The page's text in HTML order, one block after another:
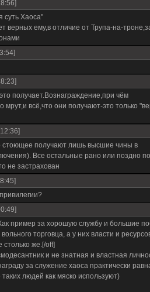
суть Хаоса"
верных ему,в отличие от Трупа-на-
получает.Вознаграждение,при чём
всё,что они получают-это только
стоющее получают лишь высшие чины в
Все остальные рано или поздно
не застрахован
пример за хорошую службу и большие
торговца, а у них власти и
столько же.[/off]
и не знатная и властная
за служение хаоса практически
людей как мяско используют)